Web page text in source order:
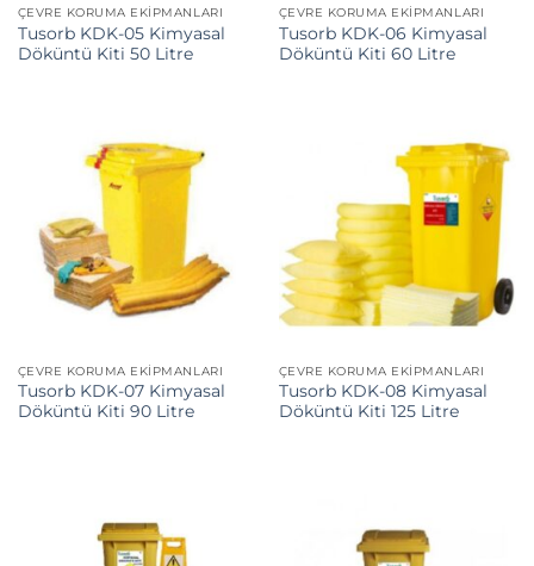
ÇEVRE KORUMA EKIPMANLARI
Tusorb KDK-05 Kimyasal
Döküntü Kiti 50 Litre
ÇEVRE KORUMA EKIPMANLARI
Tusorb KDK-06 Kimyasal
Döküntü Kiti 60 Litre
ÇEVRE KORUMA EKIPMANLARI
Tusorb KDK-07 Kimyasal
Döküntü Kiti 90 Litre
ÇEVRE KORUMA EKIPMANLARI
Tusorb KDK-08 Kimyasal
Döküntü Kiti 125 Litre